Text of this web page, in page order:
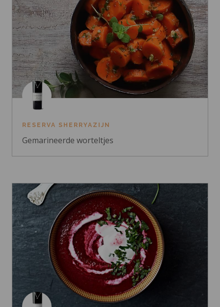
RESERVA SHERRYAZIJN
Gemarineerde worteltjes